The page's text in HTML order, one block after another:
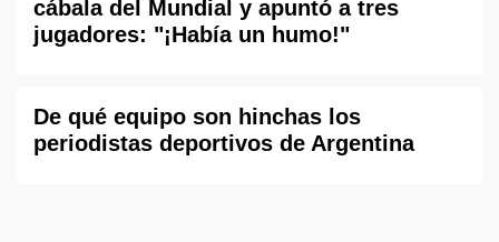
cábala del Mundial y apuntó a tres
jugadores: "¡Había un humo!"
De qué equipo son hinchas los
periodistas deportivos de Argentina